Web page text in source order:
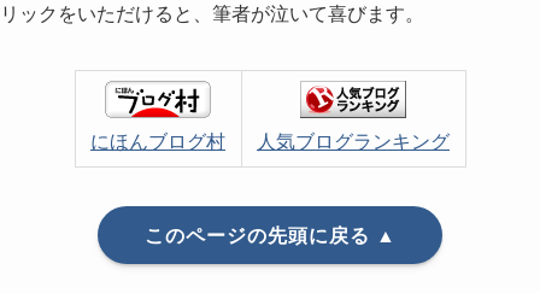
リックをいただけると、筆者が泣いて喜びます。
にほんブログ村 人気ブログランキング
このページの先頭に戻る ▲